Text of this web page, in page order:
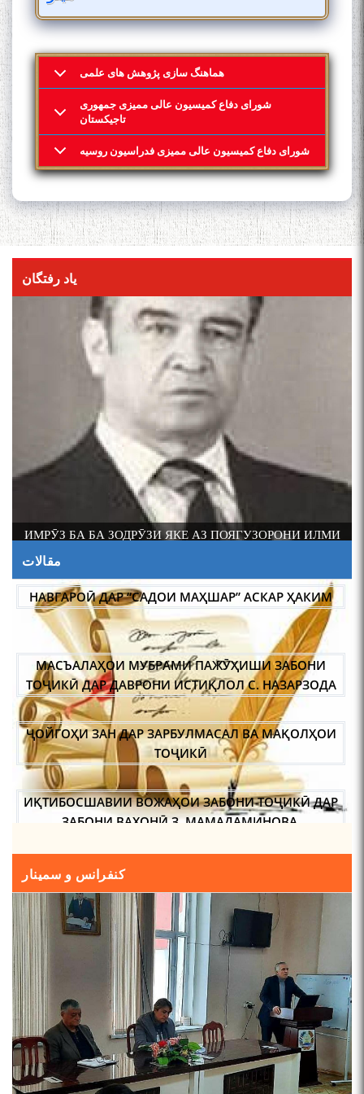
هماهنگ سازی پژوهش های علمی
شورای دفاع کمیسیون عالی ممیزی جمهوری
تاجیکستان
شورای دفاع کمیسیون عالی ممیزی فدراسیون روسیه
یاد رفتگان
АБАРМАРДИ ИЛМИ ЗАБОНШИНОСИИ ТОҶИК
مقالات
НАВГАРОӢ ДАР “САДОИ МАҲШАР” АСКАР ҲАКИМ
МАСЪАЛАҲОИ МУБРАМИ ПАЖӮҲИШИ ЗАБОНИ
ТОҶИКӢ ДАР ДАВРОНИ ИСТИҚЛОЛ С. НАЗАРЗОДА
ҶОЙГОҲИ ЗАН ДАР ЗАРБУЛМАСАЛ ВА МАҚОЛҲОИ
ТОҶИКӢ
ИҚТИБОСШАВИИ ВОЖАҲОИ ЗАБОНИ ТОҶИКӢ ДАР
ЗАБОНИ ВАХОНӢ З. МАМАДАМИНОВА.
ТАҲҚИҚ ВА РАМЗКУШОИИ БАРХЕ АЗ ВОЖАҲОИ
ҶУҒРОФИИ ВАРЗОБ (ДАР АСОСИ МАВОДИ
ЗАБОНҲОИ ШАРҚИИ ЭРОНӢ) МИРЗОЕВ
САЙФИДДИН ҶАБОРОВИЧ.
ШИНОХТ ДАР ЗАМИНАИ ЭЪТИҚОД ВА ЭЪТИРОФ
ФИРДАВСӢ ВА ДАҚИҚӢ
ҚАСИДАИ ГУМШУДАИ РӮДАКӢ ШАМСИДДИН
کنفرانس و سمینار